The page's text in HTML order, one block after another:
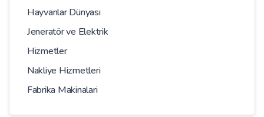
Hayvanlar Dünyası
Jeneratör ve Elektrik
Hizmetler
Nakliye Hizmetleri
Fabrika Makinalari